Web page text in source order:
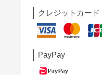
クレジットカード
PayPay